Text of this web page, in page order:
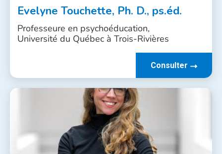
Evelyne Touchette, Ph. D., ps.éd.
Professeure en psychoéducation,
Université du Québec à Trois-Rivières
Consulter